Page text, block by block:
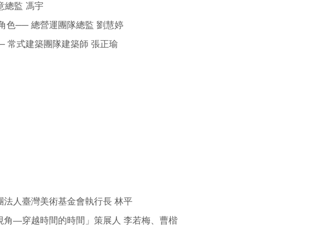
總監 馮宇
色── 總營運團隊總監 劉慧婷
常式建築團隊建築師 張正瑜
法人臺灣美術基金會執行長 林平
角—穿越時間的時間」策展人 李若梅、曹楷